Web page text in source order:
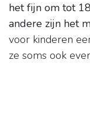
het fijn om tot
andere zijn het
voor kinderen
ze soms ook